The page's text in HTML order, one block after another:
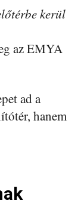
kerül
az EMYA
ad a
hanem